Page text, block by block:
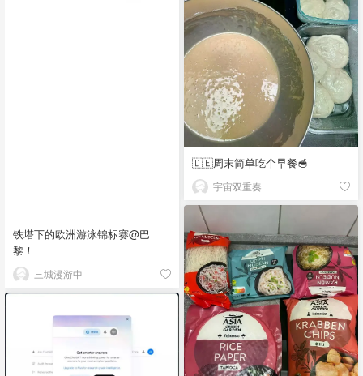
🇩🇪周末简单吃个早餐🥣
宇宙双重奏
铁塔下的欧洲游泳锦标赛@巴
黎！
三城漫游中